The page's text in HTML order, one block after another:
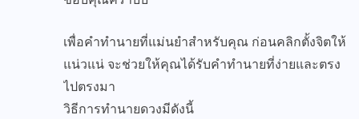
เพื่อคำทำนายที่แม่นยำสำหรับคุณ ก่อนคลิกตั้งจิตให้
แน่วแน่ จะช่วยให้คุณได้รับคำทำนายที่ง่ายและตรง
ไปตรงมา
วิธีการทำนายดวงมีดังนี้